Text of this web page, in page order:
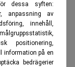
dessa syften:
anpassning av
innehåll,
positionering,
information på en
bedrägerier
valutor vid
TCW-index,